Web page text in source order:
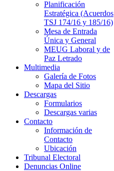
Planificación
Estratégica (Acuerdos
TSJ 174/16 y 185/16)
Mesa de Entrada
Única y General
MEUG Laboral y de
Paz Letrado
Multimedia
Galería de Fotos
Mapa del Sitio
Descargas
Formularios
Descargas varias
Contacto
Información de
Contacto
Ubicación
Tribunal Electoral
Denuncias Online